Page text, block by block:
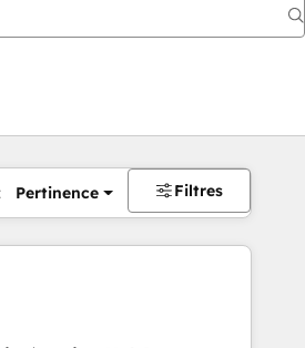
Pertinence Filtres